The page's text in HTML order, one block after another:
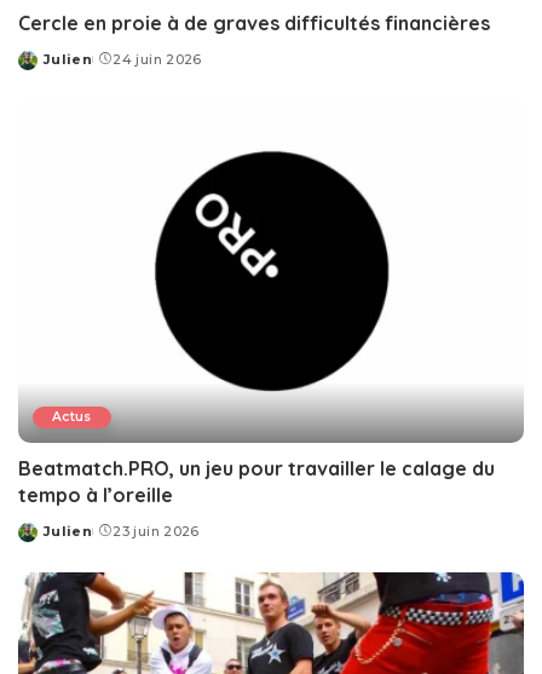
Cercle en proie à de graves difficultés financières
Posted
Julien 24 juin 2026
Actus
Beatmatch.PRO, un jeu pour travailler le calage du
tempo à l’oreille
Posted
Julien 23 juin 2026